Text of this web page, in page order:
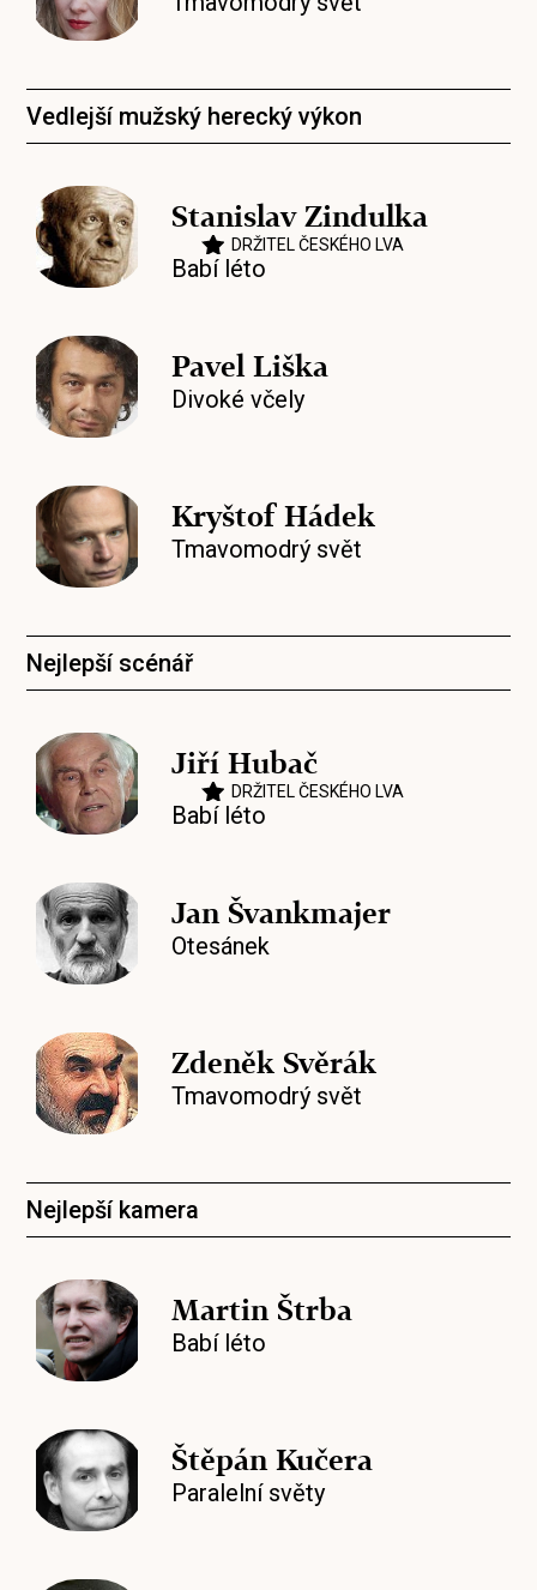
Vedlejší mužský herecký výkon
Stanislav Zindulka
DRŽITEL ČESKÉHO LVA
Babí léto
Pavel Liška
Divoké včely
Kryštof Hádek
Tmavomodrý svět
Nejlepší scénář
Jiří Hubač
DRŽITEL ČESKÉHO LVA
Babí léto
Jan Švankmajer
Otesánek
Zdeněk Svěrák
Tmavomodrý svět
Nejlepší kamera
Martin Štrba
Babí léto
Štěpán Kučera
Paralelní světy